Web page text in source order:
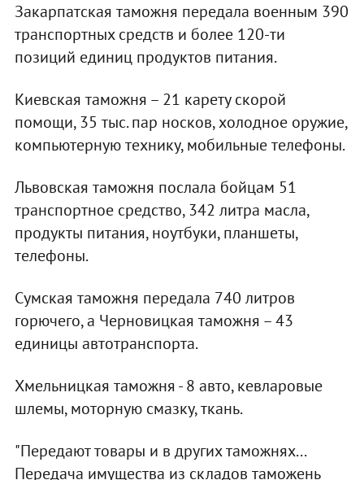
Закарпатская таможня передала военным 390
транспортных средств и более 120-ти
позиций единиц продуктов питания.
Киевская таможня – 21 карету скорой
помощи, 35 тыс. пар носков, холодное оружие,
компьютерную технику, мобильные телефоны.
Львовская таможня послала бойцам 51
транспортное средство, 342 литра масла,
продукты питания, ноутбуки, планшеты,
телефоны.
Сумская таможня передала 740 литров
горючего, а Черновицкая таможня – 43
единицы автотранспорта.
Хмельницкая таможня - 8 авто, кевларовые
шлемы, моторную смазку, ткань.
"Передают товары и в других таможнях...
Передача имущества из складов таможень